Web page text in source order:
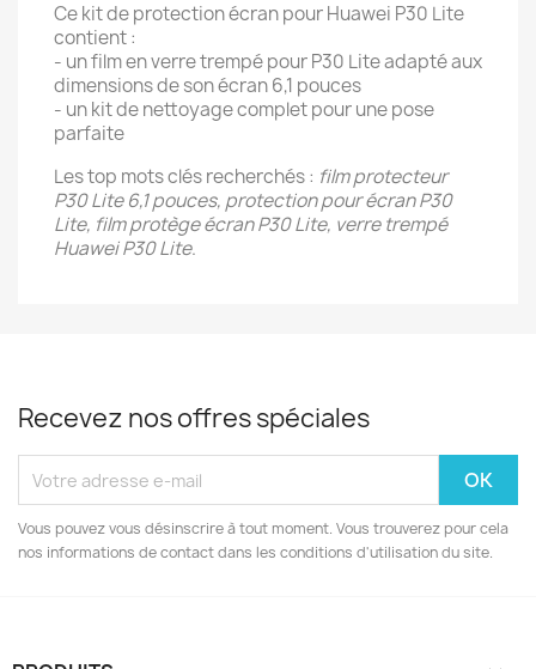
Ce kit de protection écran pour Huawei P30 Lite
contient :
- un film en verre trempé pour P30 Lite adapté aux
dimensions de son écran 6,1 pouces
- un kit de nettoyage complet pour une pose
parfaite
Les top mots clés recherchés : film protecteur
P30 Lite 6,1 pouces, protection pour écran P30
Lite, film protège écran P30 Lite, verre trempé
Huawei P30 Lite.
Recevez nos offres spéciales
Vous pouvez vous désinscrire à tout moment. Vous trouverez pour cela
nos informations de contact dans les conditions d'utilisation du site.